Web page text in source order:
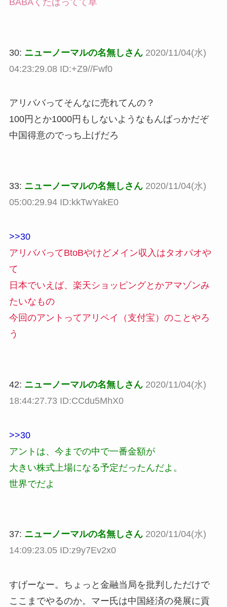
30: ニューノーマルの名無しさん 2020/11/04(水)
04:23:29.08 ID:+Z9//Fwf0
アリババってそんなに売れてんの？
100円とか1000円もしないようなもんばっかだぞ
中国得意のでっち上げだろ
33: ニューノーマルの名無しさん 2020/11/04(水)
05:00:29.94 ID:kkTwYakE0
>>30
アリババってBtoBやけどメイン収入はタオパオや
て
日本でいえば、楽天ショッピングとかアマゾンみ
たいなもの
今回のアントってアリペイ（支付宝）のことやろ
う
42: ニューノーマルの名無しさん 2020/11/04(水)
18:44:27.73 ID:CCdu5MhX0
>>30
アントは、今までの中で一番金額が
大きい株式上場になる予定だったんだよ。
世界でだよ
37: ニューノーマルの名無しさん 2020/11/04(水)
14:09:23.05 ID:z9y7Ev2x0
すげーなー。ちょっと金融当局を批判しただけで
ここまでやるのか。マー氏は中国経済の発展に貢